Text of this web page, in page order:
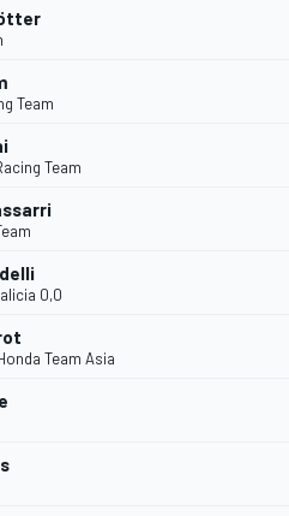
Team
Team
0,0
Team Asia